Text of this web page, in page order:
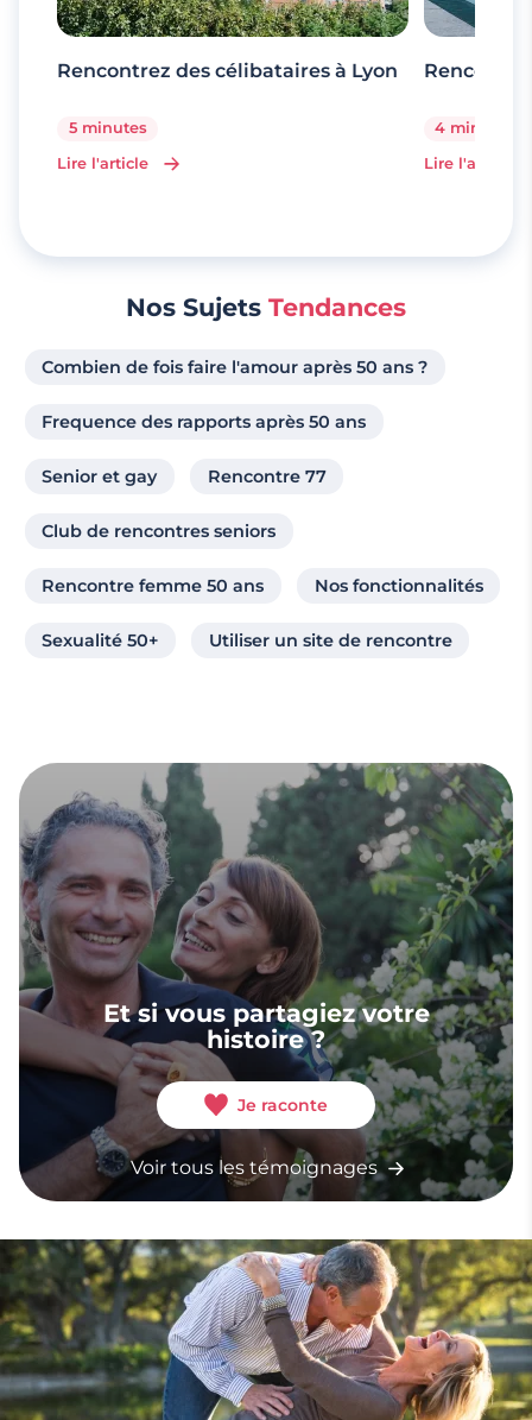
Rencontrez des célibataires à Lyon
5 minutes
Lire l'article
4 minutes
Lire l'article
Nos Sujets Tendances
Combien de fois faire l'amour après 50 ans ?
Frequence des rapports après 50 ans
Senior et gay Rencontre 77
Club de rencontres seniors
Rencontre femme 50 ans Nos fonctionnalités
Sexualité 50+ Utiliser un site de rencontre
Et si vous partagiez votre
histoire ?
Je raconte
Voir tous les témoignages